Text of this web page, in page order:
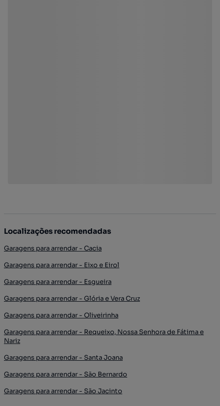
Localizações recomendadas
Garagens para arrendar - Cacia
Garagens para arrendar - Eixo e Eirol
Garagens para arrendar - Esgueira
Garagens para arrendar - Glória e Vera Cruz
Garagens para arrendar - Oliveirinha
Garagens para arrendar - Requeixo, Nossa Senhora de Fátima e
Nariz
Garagens para arrendar - Santa Joana
Garagens para arrendar - São Bernardo
Garagens para arrendar - São Jacinto